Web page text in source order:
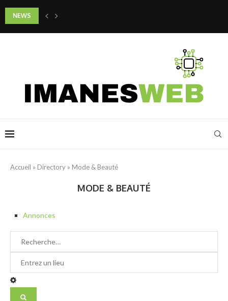
NEWS
Quels gestes adopter pour préserver la jeunesse de son cou et de son
Accueil » Directory » Mode & Beauté
MODE & BEAUTÉ
Annonces